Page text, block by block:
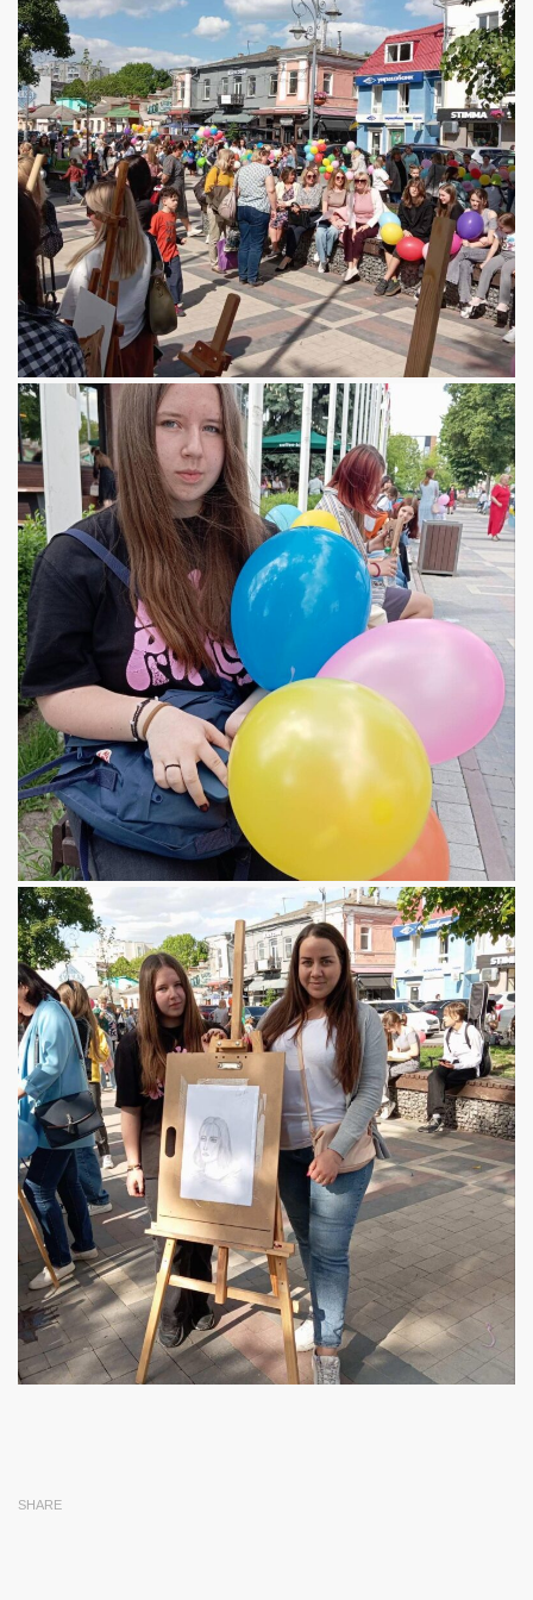
SHARE